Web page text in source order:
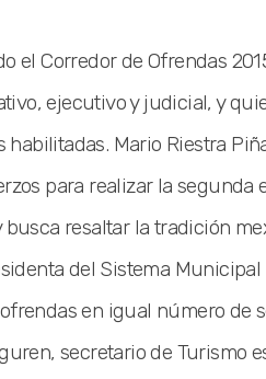
el Corredor de Ofrendas
ejecutivo y judicial, y
habilitadas. Mario Riestra
para realizar la
busca resaltar la tradición
del Sistema
en igual número de
secretario de Turismo